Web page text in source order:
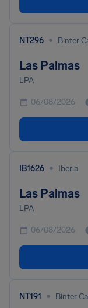
NT296 • Binter
Las Palmas
LPA
06/08/2026
IB1626 • Iberia
Las Palmas
LPA
06/08/2026
NT191 • Binter